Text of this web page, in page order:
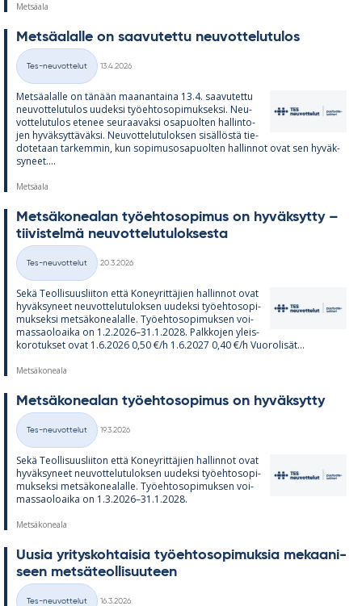
Metsäala
Met­sä­alalle on saa­vu­tettu neu­vot­te­lu­tu­los
Kategoriat
Tes-neuvottelut
13.4.2026
Met­sä­alalle on tä­nään maa­nan­taina 13.4. saa­vu­tettu
neu­vot­te­lu­tu­los uu­deksi työ­eh­to­so­pi­muk­seksi. Neu­
vot­te­lu­tu­los ete­nee seu­raa­vaksi os­a­puol­ten hal­lin­to­
jen hy­väk­syt­tä­väksi. Neu­vot­te­lu­tu­lok­sen si­säl­löstä tie­
do­te­taan tar­kem­min, kun so­pi­mus­os­a­puol­ten hal­lin­not ovat sen hy­väk­
sy­neet....
Metsäala
Met­sä­ko­nea­lan työ­eh­to­so­pi­mus on hy­väk­sytty –
tii­vis­telmä neu­vot­te­lu­tu­lok­sesta
Kategoriat
Tes-neuvottelut
20.3.2026
Sekä Teol­li­suus­lii­ton että Ko­ney­rit­tä­jien hal­lin­not ovat
hy­väk­sy­neet neu­vot­te­lu­tu­lok­sen uu­deksi työ­eh­to­so­pi­
muk­seksi met­sä­ko­nea­lalle. Työ­eh­to­so­pi­muk­sen voi­
mas­sao­loaika on 1.2.2026–31.1.2028. Palk­ko­jen yleis­
ko­ro­tuk­set ovat 1.6.2026 0,50 €/h 1.6.2027 0,40 €/h Vuo­ro­li­sät...
Metsäkoneala
Met­sä­ko­nea­lan työ­eh­to­so­pi­mus on hy­väk­sytty
Kategoriat
Tes-neuvottelut
19.3.2026
Sekä Teol­li­suus­lii­ton että Ko­ney­rit­tä­jien hal­lin­not ovat
hy­väk­sy­neet neu­vot­te­lu­tu­lok­sen uu­deksi työ­eh­to­so­pi­
muk­seksi met­sä­ko­nea­lalle. Työ­eh­to­so­pi­muk­sen voi­
mas­sao­loaika on 1.3.2026–31.1.2028.
Metsäkoneala
Uusia yri­tys­koh­tai­sia työ­eh­to­so­pi­muk­sia me­kaa­ni­
seen met­sä­teol­li­suu­teen
Tes-neuvottelut
16.3.2026